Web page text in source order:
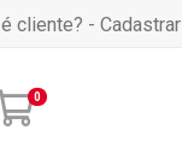
cliente? - Cadastrar
0